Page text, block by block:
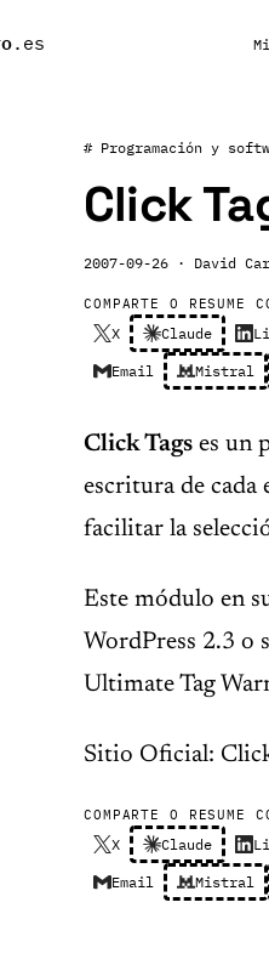
.es
# Programación y
Click
2007-09-26 · David
COMPARTE O RESUME
X Claude
Email Mistral
Click Tags es un
escritura de cada
facilitar la
Este módulo en
WordPress 2.3 o
Ultimate Tag
Sitio Oficial:
COMPARTE O RESUME
X Claude
Email Mistral